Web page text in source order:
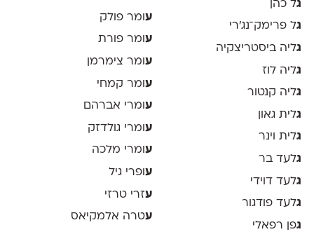
גל כהן
גל פרימק־נג׳רי
גליה ביסטריצקיה
גליה לוז
גליה קנטור
גלית גאון
גלית וינר
גלעד בר
גלעד דוידי
גלעד פודגור
גפן רפאלי
ע ומר פולק
עומר פורת
ע ומר צימרמן
ע ומר קמחי
עומרי אברהם
ע ומרי גולדזק
עומרי מלכה
ע ופרי גיל
עזרי טרזי
עטרה אלמקיאס